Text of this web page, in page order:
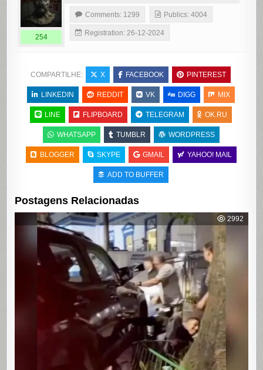
254
Comments: 1299 Publics: 4004
Registration: 26-12-2024
COMPARTILHE: X FACEBOOK PINTEREST
LINKEDIN REDDIT VK DIGG MIX
LINE FLIPBOARD TELEGRAM OK.RU
WHATSAPP TUMBLR WORDPRESS
BLOGGER SKYPE GMAIL YAHOO! MAIL
ADD TO BUFFER
Postagens Relacionadas
2992